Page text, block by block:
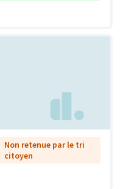
Non retenue par le tri
citoyen